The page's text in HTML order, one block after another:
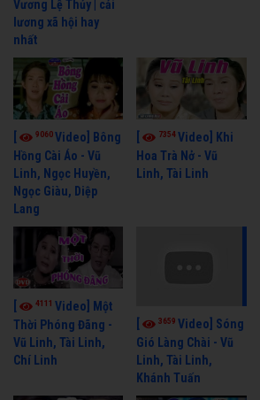
Vương Lệ Thủy | cải
lương xã hội hay
nhất
9060Video] Bông
Hồng Cài Áo - Vũ
Linh, Ngọc Huyền,
Ngọc Giàu, Diệp
Lang
7354Video] Khi
Hoa Trà Nở - Vũ
Linh, Tài Linh
4111 Video] Một
Thời Phóng Đãng -
Vũ Linh, Tài Linh,
Chí Linh
3659Video] Sóng
Gió Làng Chài - Vũ
Linh, Tài Linh,
Khánh Tuấn